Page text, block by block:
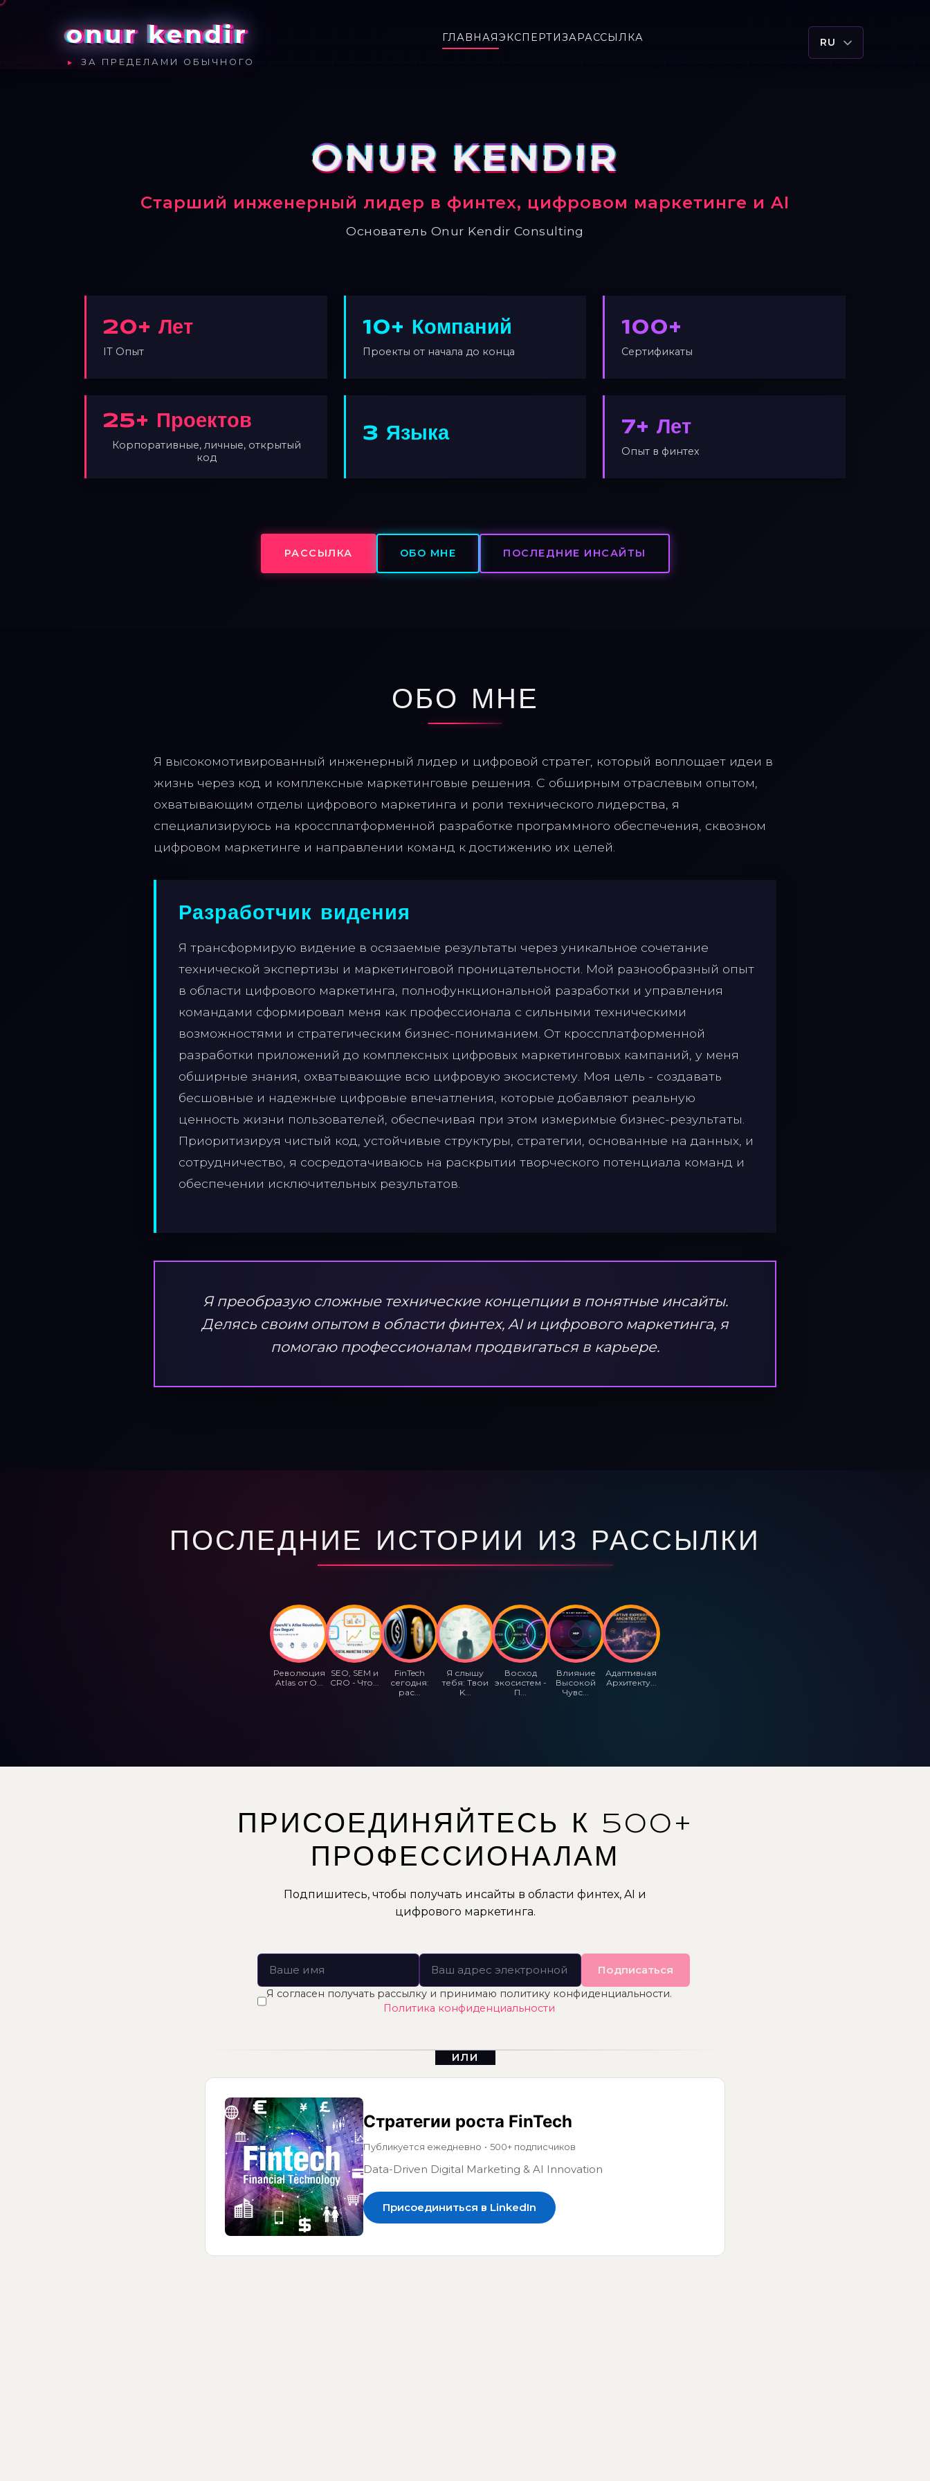
onur kendir
ЗА ПРЕДЕЛАМИ ОБЫЧНОГО
RU
ГЛАВНАЯЭКСПЕРТИЗАРАССЫЛКА
ONUR KENDIR
Старший инженерный лидер в финтех, цифровом маркетинге и AI
Основатель Onur Kendir Consulting
20+ Лет
IT Опыт
10+ Компаний
Проекты от начала до конца
100+
Сертификаты
25+ Проектов
Корпоративные, личные, открытый
код
3 Языка 7+ Лет
Опыт в финтех
РАССЫЛКА ОБО МНЕ ПОСЛЕДНИЕ ИНСАЙТЫ
ОБО МНЕ
Я высокомотивированный инженерный лидер и цифровой стратег, который воплощает идеи в
жизнь через код и комплексные маркетинговые решения. С обширным отраслевым опытом,
охватывающим отделы цифрового маркетинга и роли технического лидерства, я
специализируюсь на кроссплатформенной разработке программного обеспечения, сквозном
цифровом маркетинге и направлении команд к достижению их целей.
Разработчик видения
Я трансформирую видение в осязаемые результаты через уникальное сочетание
технической экспертизы и маркетинговой проницательности. Мой разнообразный опыт
в области цифрового маркетинга, полнофункциональной разработки и управления
командами сформировал меня как профессионала с сильными техническими
возможностями и стратегическим бизнес-пониманием. От кроссплатформенной
разработки приложений до комплексных цифровых маркетинговых кампаний, у меня
обширные знания, охватывающие всю цифровую экосистему. Моя цель - создавать
бесшовные и надежные цифровые впечатления, которые добавляют реальную
ценность жизни пользователей, обеспечивая при этом измеримые бизнес-результаты.
Приоритизируя чистый код, устойчивые структуры, стратегии, основанные на данных, и
сотрудничество, я сосредотачиваюсь на раскрытии творческого потенциала команд и
обеспечении исключительных результатов.
Я преобразую сложные технические концепции в понятные инсайты.
Делясь своим опытом в области финтех, AI и цифрового маркетинга, я
помогаю профессионалам продвигаться в карьере.
ПОСЛЕДНИЕ ИСТОРИИ ИЗ РАССЫЛКИ
Революция
Atlas от O...
SEO, SEM и
CRO - Что...
FinTech
сегодня:
рас...
Я слышу
тебя: Твои
K...
Восход
экосистем -
П...
Влияние
Высокой
Чувс...
Адаптивная
Архитекту...
ПРИСОЕДИНЯЙТЕСЬ К 500+
ПРОФЕССИОНАЛАМ
Подпишитесь, чтобы получать инсайты в области финтех, AI и
цифрового маркетинга.
Подписаться
Я согласен получать рассылку и принимаю политику конфиденциальности.
Политика конфиденциальности
ИЛИ
Стратегии роста FinTech
Публикуется ежедневно • 500+ подписчиков
Data-Driven Digital Marketing & AI Innovation
Присоединиться в LinkedIn